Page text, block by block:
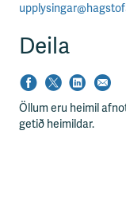
Deila
Öllum eru heimil
getið heimildar.